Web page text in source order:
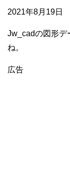
2021年8月19日
Jw_cadの図形デ
ね。
広告